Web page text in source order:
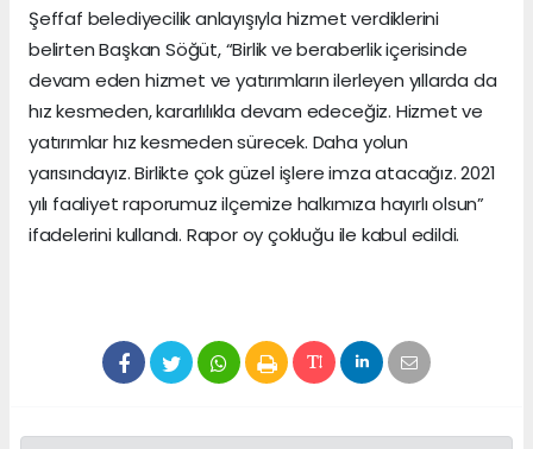
Şeffaf belediyecilik anlayışıyla hizmet verdiklerini
belirten Başkan Söğüt, “Birlik ve beraberlik içerisinde
devam eden hizmet ve yatırımların ilerleyen yıllarda da
hız kesmeden, kararlılıkla devam edeceğiz. Hizmet ve
yatırımlar hız kesmeden sürecek. Daha yolun
yarısındayız. Birlikte çok güzel işlere imza atacağız. 2021
yılı faaliyet raporumuz ilçemize halkımıza hayırlı olsun”
ifadelerini kullandı. Rapor oy çokluğu ile kabul edildi.